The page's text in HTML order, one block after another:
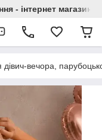
- інтернет магазин
вечора,